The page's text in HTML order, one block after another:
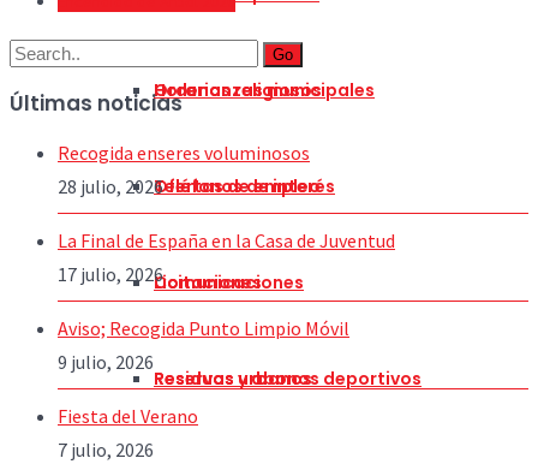
Horarios religiosos
Teléfonos de interés
Comunicaciones
Residuos urbanos
Ordenanzas municipales
Ofertas de empleo
Licitaciones
Reservas y abonos deportivos
Go
Últimas noticias
Recogida enseres voluminosos
28 julio, 2026
La Final de España en la Casa de Juventud
17 julio, 2026
Aviso; Recogida Punto Limpio Móvil
9 julio, 2026
Fiesta del Verano
7 julio, 2026